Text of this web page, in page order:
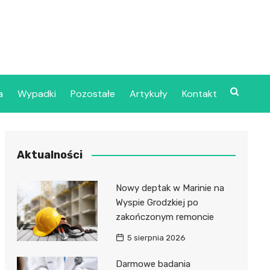
Szpital Wojskowy w
Publiczny
Zakład
Zdrowotnej
Publiczny
Wypadki Pozostałe Artykuły Kontakt
Aktualności
Nowy deptak w Marinie na
Wyspie Grodzkiej po
zakończonym remoncie
5 sierpnia 2026
Darmowe badania